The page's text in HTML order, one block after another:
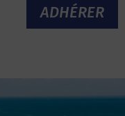
ADHÉRER